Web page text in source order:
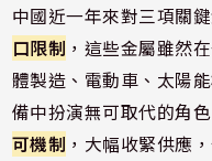
中國近一年來對三項關
口限制 ，這些金屬雖然
體製造、電動車、太陽
備中扮演無可取代的角
可機制 ，大幅收緊供應